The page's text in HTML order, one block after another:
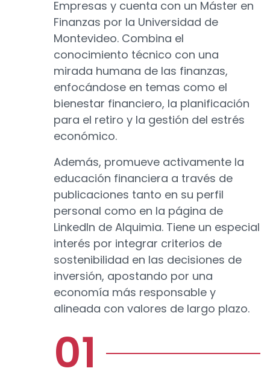
Empresas y cuenta con un Máster en
Finanzas por la Universidad de
Montevideo. Combina el
conocimiento técnico con una
mirada humana de las finanzas,
enfocándose en temas como el
bienestar financiero, la planificación
para el retiro y la gestión del estrés
económico.
Además, promueve activamente la
educación financiera a través de
publicaciones tanto en su perfil
personal como en la página de
LinkedIn de Alquimia. Tiene un especial
interés por integrar criterios de
sostenibilidad en las decisiones de
inversión, apostando por una
economía más responsable y
alineada con valores de largo plazo.